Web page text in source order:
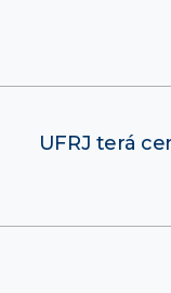
UFRJ terá